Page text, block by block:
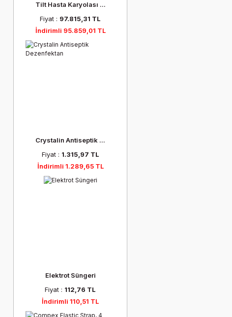
Tilt Hasta Karyolası ...
Fiyat : 97.815,31 TL
İndirimli 95.859,01 TL
Crystalin Antiseptik ...
Fiyat : 1.315,97 TL
İndirimli 1.289,65 TL
Elektrot Süngeri
Fiyat : 112,76 TL
İndirimli 110,51 TL